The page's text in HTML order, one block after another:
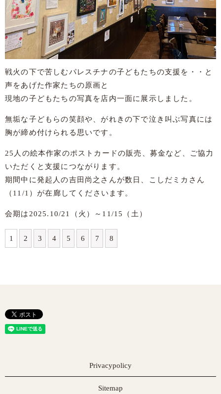
戦火の下で苦しむパレスチナの子どもたちの支援を・・と
声をあげた作家たちの原画と
現地の子どもたちの写真を店内一面に展示しました。
無垢な子どもらの笑顔や、がれきの下で泣き叫ぶ写真には
胸が締め付けられる思いです。
25人の絵本作家のポストカードの販売、募金など、ご協力
いただくと支援につながります。
期間中に発起人の吉田尚之さんが数日、こしだミカさん
（11/1）が在廊してくださいます。
会期は2025.10/21（火）～11/15（土）
1 2 3 4 5 6 7 8
Privacypolicy
Sitemap